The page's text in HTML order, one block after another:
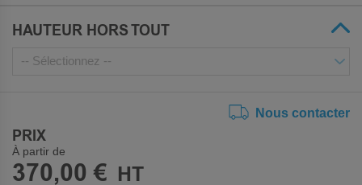
HAUTEUR HORS TOUT
Nous contacter
PRIX
À partir de
370,00 €